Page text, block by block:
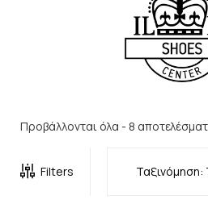
Προβάλλονται όλα - 8
Filters